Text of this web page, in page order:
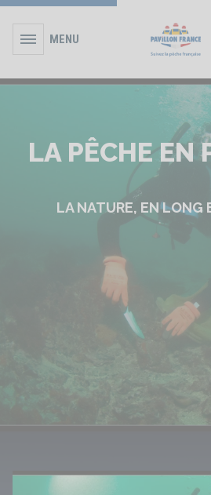
MENU
LA PÊCHE EN
LA NATURE, EN LONG